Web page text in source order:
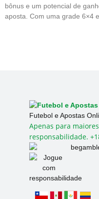
bônus e um potencial de
aposta. Com uma grade 6×4
Futebol e Apostas
Apenas para
responsabilidade.